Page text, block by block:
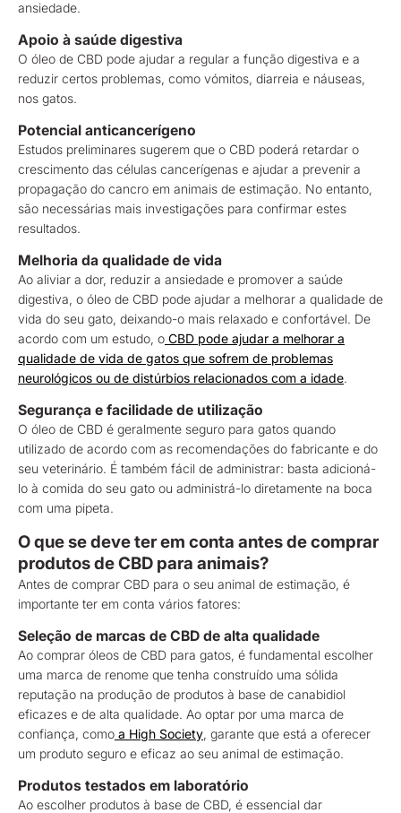
ansiedade.
Apoio à saúde digestiva
O óleo de CBD pode ajudar a regular a função digestiva e a
reduzir certos problemas, como vómitos, diarreia e náuseas,
nos gatos.
Potencial anticancerígeno
Estudos preliminares sugerem que o CBD poderá retardar o
crescimento das células cancerígenas e ajudar a prevenir a
propagação do cancro em animais de estimação. No entanto,
são necessárias mais investigações para confirmar estes
resultados.
Melhoria da qualidade de vida
Ao aliviar a dor, reduzir a ansiedade e promover a saúde
digestiva, o óleo de CBD pode ajudar a melhorar a qualidade de
vida do seu gato, deixando-o mais relaxado e confortável. De
acordo com um estudo, o CBD pode ajudar a melhorar a
qualidade de vida de gatos que sofrem de problemas
neurológicos ou de distúrbios relacionados com a idade.
Segurança e facilidade de utilização
O óleo de CBD é geralmente seguro para gatos quando
utilizado de acordo com as recomendações do fabricante e do
seu veterinário. É também fácil de administrar: basta adicioná-
lo à comida do seu gato ou administrá-lo diretamente na boca
com uma pipeta.
O que se deve ter em conta antes de comprar
produtos de CBD para animais?
Antes de comprar CBD para o seu animal de estimação, é
importante ter em conta vários fatores:
Seleção de marcas de CBD de alta qualidade
Ao comprar óleos de CBD para gatos, é fundamental escolher
uma marca de renome que tenha construído uma sólida
reputação na produção de produtos à base de canabidiol
eficazes e de alta qualidade. Ao optar por uma marca de
confiança, como a High Society, garante que está a oferecer
um produto seguro e eficaz ao seu animal de estimação.
Produtos testados em laboratório
Ao escolher produtos à base de CBD, é essencial dar